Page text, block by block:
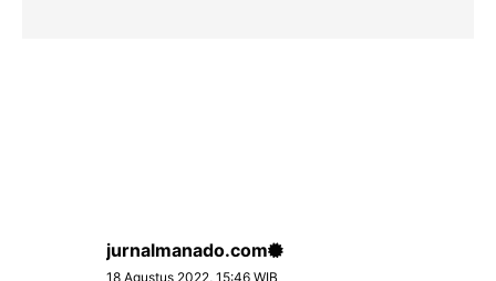
jurnalmanado.com
18 Agustus 2022, 15:46 WIB